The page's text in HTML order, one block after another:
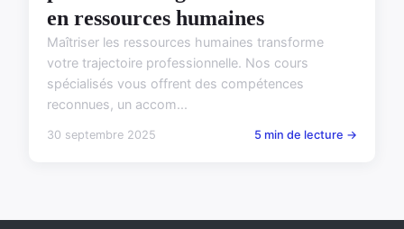
en ressources humaines
Maîtriser les ressources humaines transforme
votre trajectoire professionnelle. Nos cours
spécialisés vous offrent des compétences
reconnues, un accom...
30 septembre 2025 5 min de lecture →